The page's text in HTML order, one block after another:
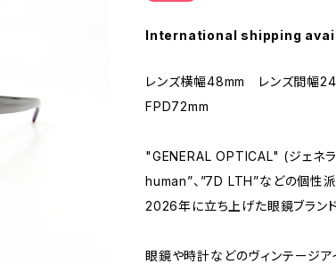
International shipping
レンズ横幅48mm レンズ間幅
FPD72mm
"GENERAL OPTICAL" (ジェネ
human”、”7D LTH”などの個性
2026年に立ち上げた眼鏡ブランド
眼鏡や時計などのヴィンテージ